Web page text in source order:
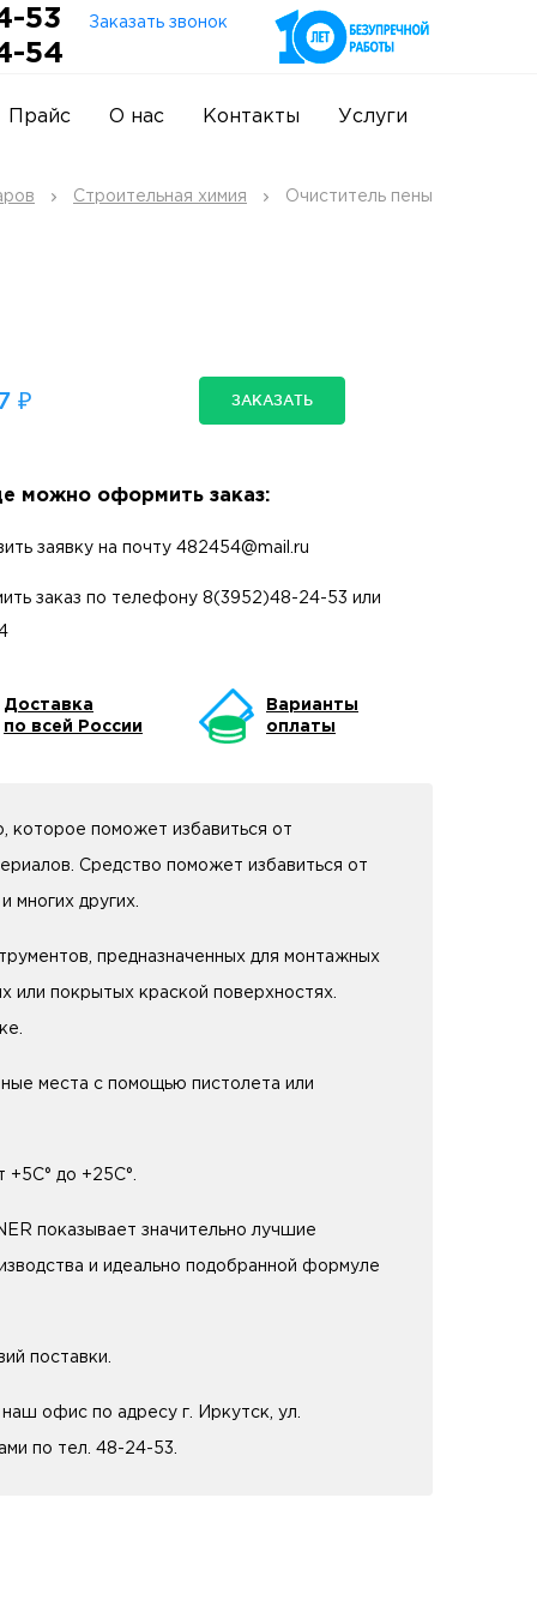
53 Заказать звонок
54
Прайс О нас Контакты Услуги
Строительная химия Очиститель пены
₽ ЗАКАЗАТЬ
можно оформить заказ:
заявку на почту 482454@mail.ru
заказ по телефону 8(3952)48-24-53 или
Доставка
по всей России
Варианты
оплаты
которое поможет избавиться от
Средство поможет избавиться от
многих других.
предназначенных для монтажных
или покрытых краской поверхностях.
места с помощью пистолета или
+5С° до +25С°.
показывает значительно лучшие
и идеально подобранной формуле
поставки.
офис по адресу г. Иркутск, ул.
по тел. 48-24-53.